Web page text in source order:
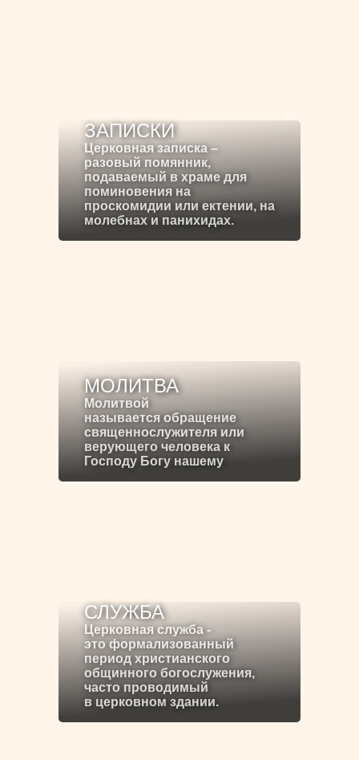
ЗАПИСКИ
Церковная записка –
разовый помянник,
подаваемый в храме для
поминовения на
проскомидии или ектении, на
молебнах и панихидах.
МОЛИТВА
Молитвой
называется обращение
священнослужителя или
верующего человека к
Господу Богу нашему
СЛУЖБА
Церковная служба -
это формализованный
период христианского
общинного богослужения,
часто проводимый
в церковном здании.